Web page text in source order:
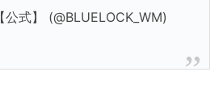
式】 (@BLUELOCK_WM)